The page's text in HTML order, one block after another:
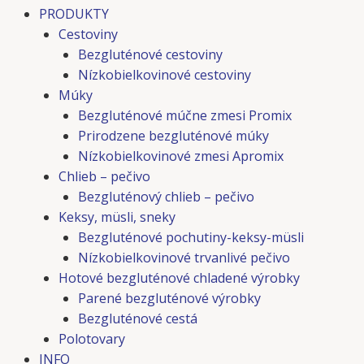
PRODUKTY
Cestoviny
Bezgluténové cestoviny
Nízkobielkovinové cestoviny
Múky
Bezgluténové múčne zmesi Promix
Prirodzene bezgluténové múky
Nízkobielkovinové zmesi Apromix
Chlieb – pečivo
Bezgluténový chlieb – pečivo
Keksy, müsli, sneky
Bezgluténové pochutiny-keksy-müsli
Nízkobielkovinové trvanlivé pečivo
Hotové bezgluténové chladené výrobky
Parené bezgluténové výrobky
Bezgluténové cestá
Polotovary
INFO